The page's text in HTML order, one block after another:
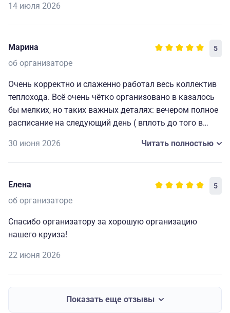
14 июля 2026
Марина 5
об организаторе
Очень корректно и слаженно работал весь коллектив
теплохода. Всё очень чётко организовано в казалось
бы мелких, но таких важных деталях: вечером полное
расписание на следующий день ( вплоть до того в
работающие наушники для экскурсий и т. д. Мелочи,
капитану и всему составу за прекрасно
организованный отдых.🥰
30 июня 2026 Читать полностью
Елена 5
об организаторе
Спасибо организатору за хорошую организацию
нашего круиза!
22 июня 2026
Показать еще отзывы